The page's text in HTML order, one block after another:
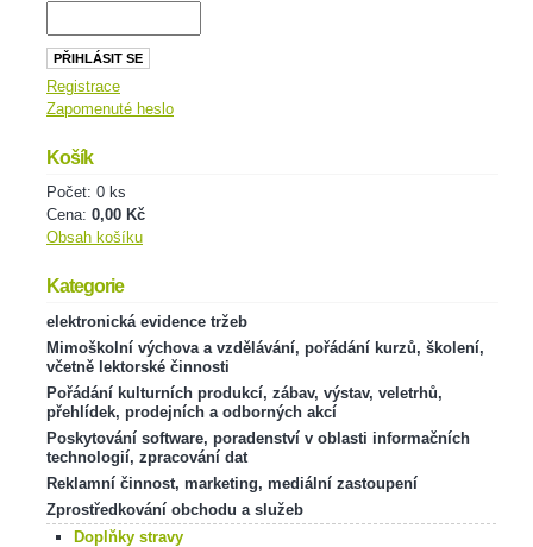
Registrace
Zapomenuté heslo
Košík
Počet: 0 ks
Cena: 0,00 Kč
Obsah košíku
Kategorie
elektronická evidence tržeb
Mimoškolní výchova a vzdělávání, pořádání kurzů, školení,
včetně lektorské činnosti
Pořádání kulturních produkcí, zábav, výstav, veletrhů,
přehlídek, prodejních a odborných akcí
Poskytování software, poradenství v oblasti informačních
technologií, zpracování dat
Reklamní činnost, marketing, mediální zastoupení
Zprostředkování obchodu a služeb
Doplňky stravy